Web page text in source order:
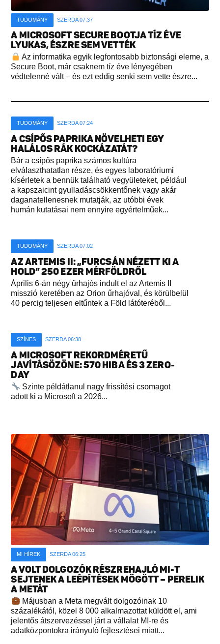
TUDOMÁNY SZERDA 07:37
A MICROSOFT SECURE BOOTJA TÍZ ÉVE
LYUKAS, ÉSZRE SEM VETTÉK
Az informatika egyik legfontosabb biztonsági eleme, a
Secure Boot, már csaknem tíz éve lényegében
védtelenné vált – és ezt eddig senki sem vette észre...
TUDOMÁNY SZERDA 07:24
A CSÍPŐS PAPRIKA NÖVELHETI EGY
HALÁLOS RÁK KOCKÁZATÁT?
Bár a csípős paprika számos kultúra
elválaszthatatlan része, és egyes laboratóriumi
kísérletek a bennük található vegyületeket, például
a kapszaicint gyulladáscsökkentőnek vagy akár
daganatellenesnek mutatják, az utóbbi évek
humán kutatásai nem ennyire egyértelműek...
TUDOMÁNY SZERDA 07:02
AZ ARTEMIS II: „FURCSÁN NÉZETT KI A
HOLD” 250 EZER MÉRFÖLDRŐL
Április 6-án négy űrhajós indult el az Artemis II
misszió keretében az Orion űrhajóval, és körülbelül
40 percig teljesen eltűntek a Föld látóteréből...
SZÍNES SZERDA 06:38
A MICROSOFT REKORDMÉRETŰ
JAVÍTÁSÖZÖNE: 570 HIBA ÉS 3 ZERO-
DAY
Szinte példátlanul nagy frissítési csomagot
adott ki a Microsoft a 2026...
MI HÍREK SZERDA 06:25
A VOLT DOLGOZÓK RÉSZREHAJLÓ MI-T
SEJTENEK A LEÉPÍTÉSEK MÖGÖTT – PERELIK
A METÁT
Májusban a Meta megvált dolgozóinak 10
százalékától, közel 8 000 alkalmazottat küldött el, ami
jelentős átszervezéssel járt a vállalat MI-re és
adatközpontokra irányuló fejlesztései miatt...